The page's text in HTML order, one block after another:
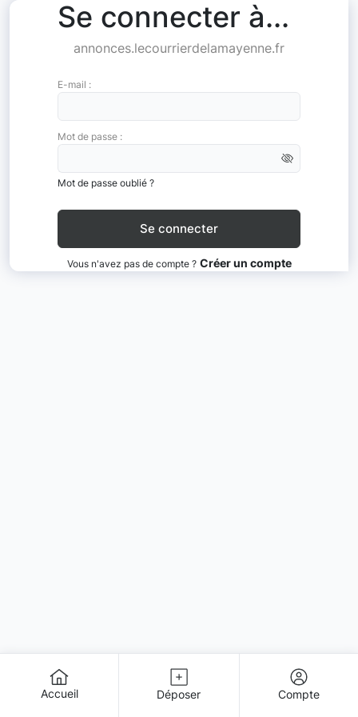
Se connecter à...
annonces.lecourrierdelamayenne.fr
E-mail :
Mot de passe :
Mot de passe oublié ?
Vous n'avez pas de compte ? Créer un compte
Accueil Déposer Compte